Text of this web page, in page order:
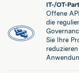
IT-/OT-
Offene
die
Sie Ihre